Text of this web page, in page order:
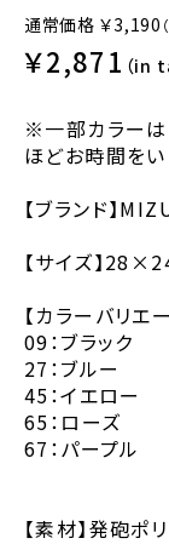
通常価格 ￥3,190
￥2,871 （in
※一部カラーは
ほどお時間をい
【ブランド】
【サイズ】
【カラーバリエ
09：ブラック
27：ブルー
45：イエロー
65：ローズ
67：パープル
【素材】発砲ポ